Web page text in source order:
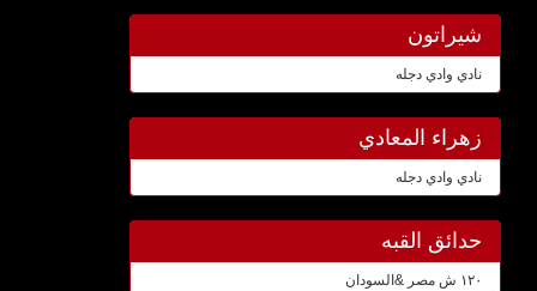
شيراتون
نادي وادي دجله
زهراء المعادي
نادي وادي دجله
حدائق القبه
١٢٠ ش مصر &السودان